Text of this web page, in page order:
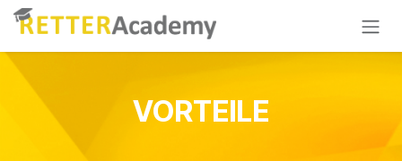
Skip to Content
VORTEILE